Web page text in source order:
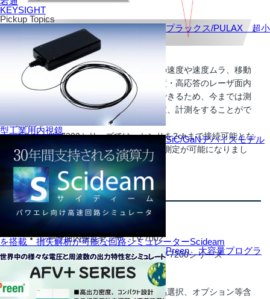
KEYSIGHT
Pickup Topics
プラックス/PULAX 超小
型工業用内視鏡
SiC/GaNデバイスモデル
を搭載 損失解析が可能な回路シミュレーターScideam
Preen 大容量プログラ
LV-7000シリーズ は移動物体、回転体の速度や速度ムラ、移動
距離・長さを、非接触で検出する高感度・高応答のレーザ面内
速度計です。非接触で検出することができるため、今までは測
定が困難であった場所なども容易に設置、計測をすることがで
さらに、LV-7200シリーズでは、センサを2chまで接続可能とな
り、2点間の速度・速度差（すべり）の測定が可能になりまし
た。
製品の価格
【必要最小構成】
レーザ面内速度センサ LV-7002
レーザ面内速度コントローラ LV-7200シリーズ
センサケーブル3m LV-0703
※本製品は、お客様のニーズにより製品選択、オプション等含